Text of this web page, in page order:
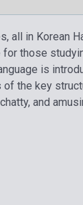
all in Korean
those
is
of the key
and